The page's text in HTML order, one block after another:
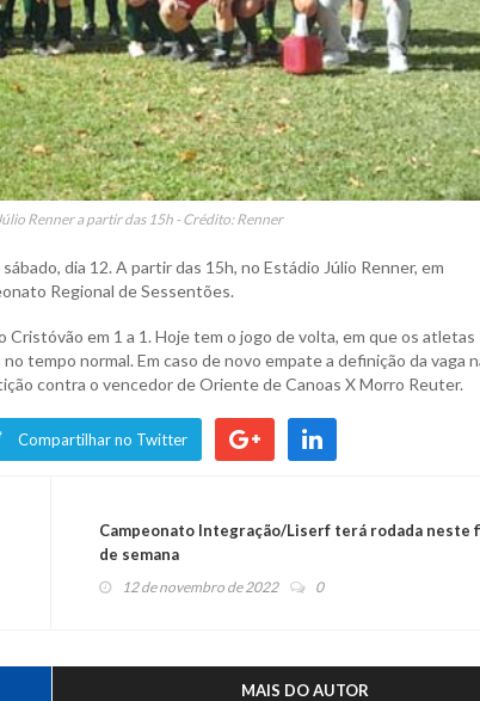
Renner a partir das 15h - Crédito: Renner
dia 12. A partir das 15h, no Estádio Júlio Renner, em
Regional de Sessentões.
Cristóvão em 1 a 1. Hoje tem o jogo de volta, em que os atletas
tempo normal. Em caso de novo empate a definição da vaga
contra o vencedor de Oriente de Canoas X Morro Reuter.
Compartilhar no Twitter
Campeonato Integração/Liserf terá rodada neste
de semana
12 de novembro de 2022 0
MAIS DO AUTOR